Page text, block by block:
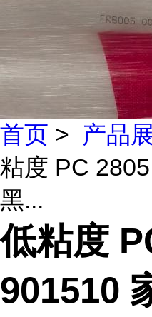
首页 > 产品
粘度 PC
黑...
低粘度
901510